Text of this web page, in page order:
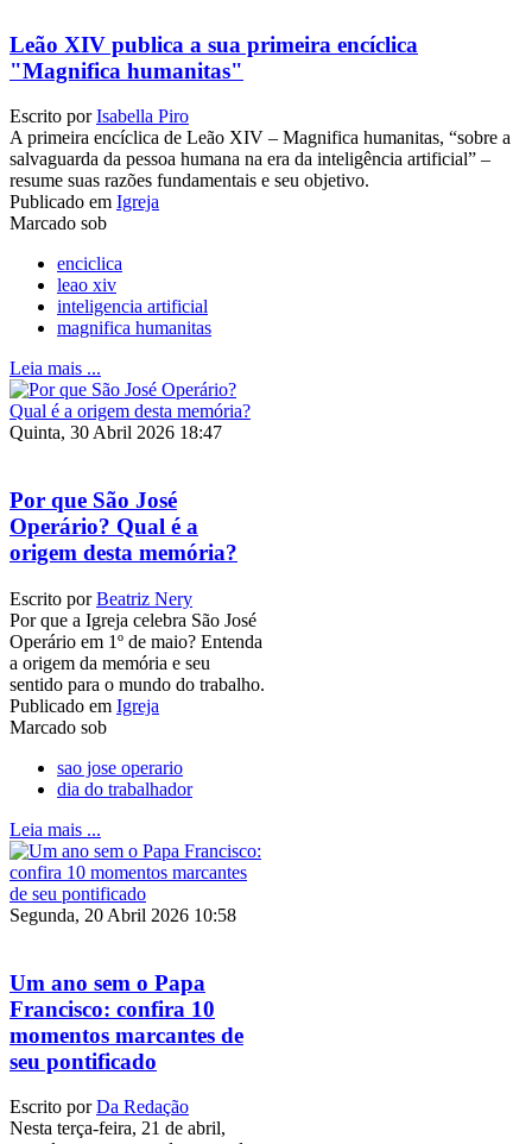
Leão XIV publica a sua primeira encíclica
"Magnifica humanitas"
Escrito porIsabella Piro
A primeira encíclica de Leão XIV – Magnifica humanitas, “sobre a
salvaguarda da pessoa humana na era da inteligência artificial” –
resume suas razões fundamentais e seu objetivo.
Publicado em Igreja
Marcado sob
enciclica
leao xiv
inteligencia artificial
magnifica humanitas
Leia mais ...
Quinta, 30 Abril 2026 18:47
Por que São José
Operário? Qual é a
origem desta memória?
Escrito porBeatriz Nery
Por que a Igreja celebra São José
Operário em 1º de maio? Entenda
a origem da memória e seu
sentido para o mundo do trabalho.
Publicado em Igreja
Marcado sob
sao jose operario
dia do trabalhador
Leia mais ...
Segunda, 20 Abril 2026 10:58
Um ano sem o Papa
Francisco: confira 10
momentos marcantes de
seu pontificado
Escrito porDa Redação
Nesta terça-feira, 21 de abril,